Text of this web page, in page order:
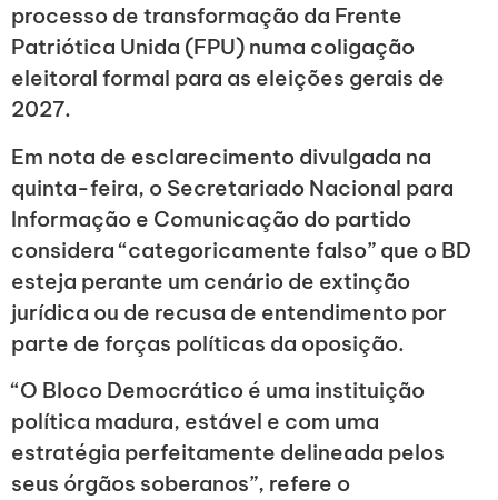
processo de transformação da Frente
Patriótica Unida (FPU) numa coligação
eleitoral formal para as eleições gerais de
2027.
Em nota de esclarecimento divulgada na
quinta-feira, o Secretariado Nacional para
Informação e Comunicação do partido
considera “categoricamente falso” que o BD
esteja perante um cenário de extinção
jurídica ou de recusa de entendimento por
parte de forças políticas da oposição.
“O Bloco Democrático é uma instituição
política madura, estável e com uma
estratégia perfeitamente delineada pelos
seus órgãos soberanos”, refere o